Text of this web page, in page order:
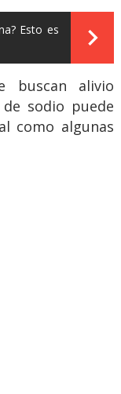
Esto es
buscan alivio
sodio puede
como algunas